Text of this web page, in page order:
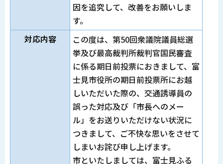
因を追究して、改善をお願いしま
す。
対応内容
この度は、第50回衆議院議員総選
挙及び最高裁判所裁判官国民審査
に係る期日前投票におきまして、富
士見市役所の期日前投票所にお越
しいただいた際の、交通誘導員の
誤った対応及び「市長へのメー
ル」をお送りいただけない状況に
つきまして、ご不快な思いをさせて
しまいお詫び申し上げます。
市といたしましては、富士見ふる